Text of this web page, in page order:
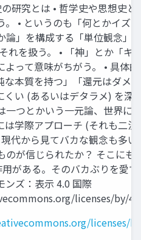
研究とは • 哲学史や思想史と
。 • というのも「何とかイズ
論」を構成する「単位観念」
れを扱う。 • 「神」とか「キ
よって意味がちがう。 • 具体
な本質を持つ」「還元はダメ
くい (あるいはデタラメ) を深
一つとかいう一元論、世界に
は学際アプローチ (それも二
代から見てバカな観念も多
のが信じられたか？ そこにも
がある。そのバカぶりを愛
ンズ：表示 4.0 国際
licenses/by/
licenses/